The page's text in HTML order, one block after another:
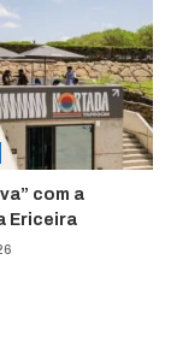
com a
Ericeira